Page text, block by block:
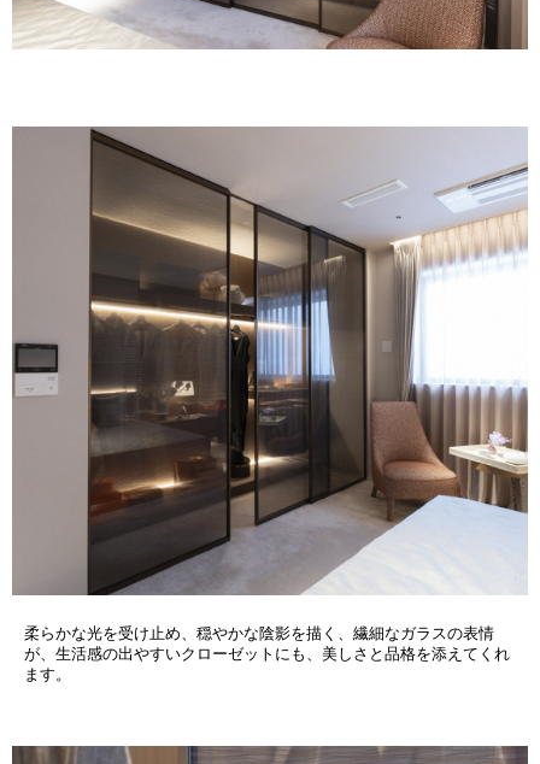
柔らかな光を受け止め、穏やかな陰影を描く、繊細なガラスの表情
が、生活感の出やすいクローゼットにも、美しさと品格を添えてくれ
ます。